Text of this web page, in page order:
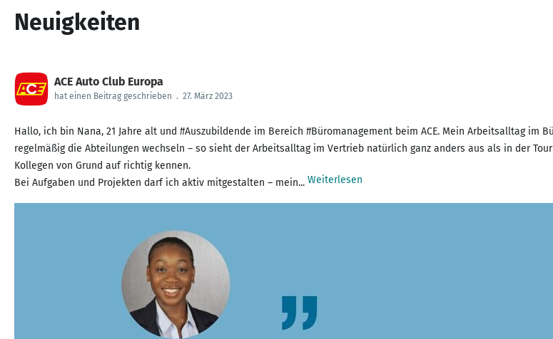
Neuigkeiten
ACE Auto Club Europa
hat einen Beitrag geschrieben . 27. März 2023
Hallo, ich bin Nana, 21 Jahre alt und #Auszubildende im Bereich #Büromanagement beim ACE. Mein Arbeitsalltag
regelmäßig die Abteilungen wechseln – so sieht der Arbeitsalltag im Vertrieb natürlich ganz anders aus als in der
Kollegen von Grund auf richtig kennen.
Bei Aufgaben und Projekten darf ich aktiv mitgestalten – mein... Weiterlesen